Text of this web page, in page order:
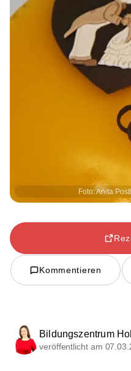
Foto: Anita
Kommentieren
Bildungszentrum
veröffentlicht am